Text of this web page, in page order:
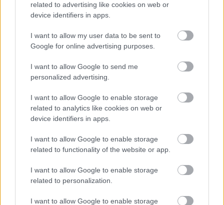
related to advertising like cookies on web or
device identifiers in apps.
I want to allow my user data to be sent to
Google for online advertising purposes.
I want to allow Google to send me
personalized advertising.
I want to allow Google to enable storage
related to analytics like cookies on web or
device identifiers in apps.
I want to allow Google to enable storage
related to functionality of the website or app.
I want to allow Google to enable storage
related to personalization.
I want to allow Google to enable storage
Erling Haaland abszolút címlapra illő mosollyal ünnepelte
Norvégia 2-1-es diadalát Elefántcsontpart ellen a 2026-os
Julian Finney/Getty Images
Miért szerethető ennyire
Erling Haaland?